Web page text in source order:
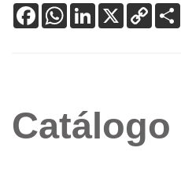
FacebookWhatsApp
LinkedIn
X Copy
Link
Catálogo